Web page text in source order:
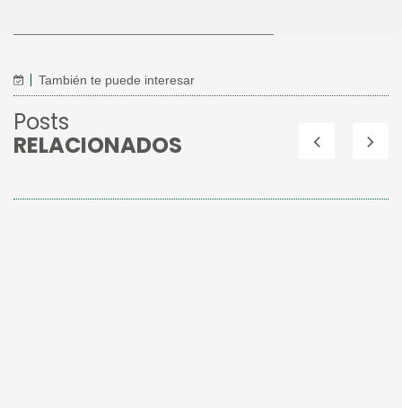
También te puede interesar
Posts
RELACIONADOS